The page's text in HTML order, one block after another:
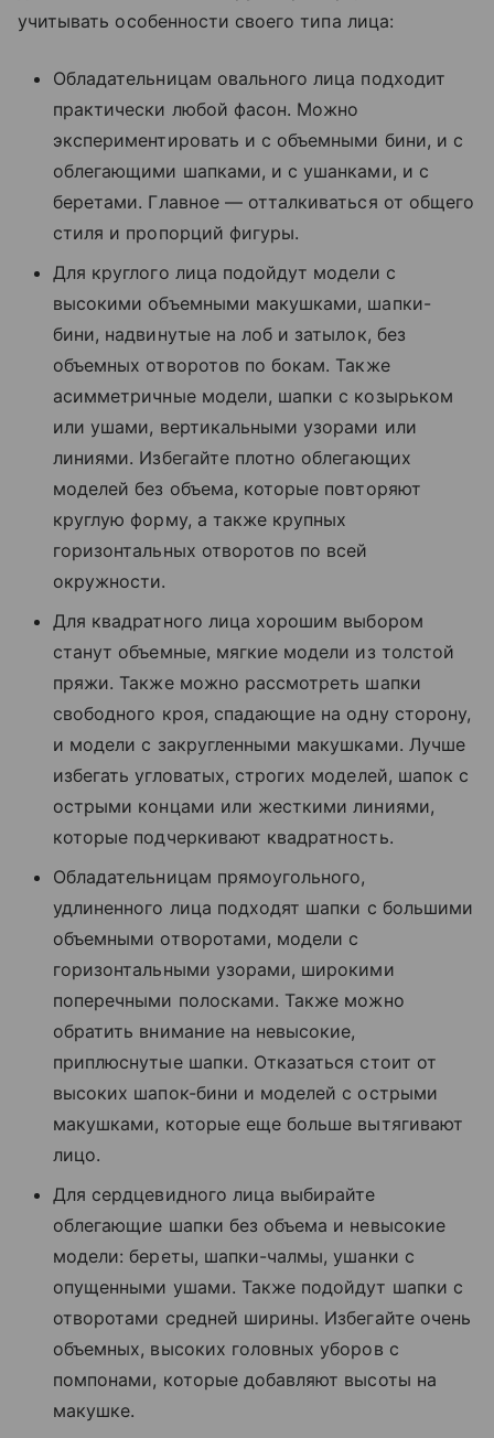
учитывать особенности своего типа лица:
Обладательницам овального лица подходит
практически любой фасон. Можно
экспериментировать и с объемными бини, и с
облегающими шапками, и с ушанками, и с
беретами. Главное — отталкиваться от общего
стиля и пропорций фигуры.
Для круглого лица подойдут модели с
высокими объемными макушками, шапки-
бини, надвинутые на лоб и затылок, без
объемных отворотов по бокам. Также
асимметричные модели, шапки с козырьком
или ушами, вертикальными узорами или
линиями. Избегайте плотно облегающих
моделей без объема, которые повторяют
круглую форму, а также крупных
горизонтальных отворотов по всей
окружности.
Для квадратного лица хорошим выбором
станут объемные, мягкие модели из толстой
пряжи. Также можно рассмотреть шапки
свободного кроя, спадающие на одну сторону,
и модели с закругленными макушками. Лучше
избегать угловатых, строгих моделей, шапок с
острыми концами или жесткими линиями,
которые подчеркивают квадратность.
Обладательницам прямоугольного,
удлиненного лица подходят шапки с большими
объемными отворотами, модели с
горизонтальными узорами, широкими
поперечными полосками. Также можно
обратить внимание на невысокие,
приплюснутые шапки. Отказаться стоит от
высоких шапок-бини и моделей с острыми
макушками, которые еще больше вытягивают
лицо.
Для сердцевидного лица выбирайте
облегающие шапки без объема и невысокие
модели: береты, шапки-чалмы, ушанки с
опущенными ушами. Также подойдут шапки с
отворотами средней ширины. Избегайте очень
объемных, высоких головных уборов с
помпонами, которые добавляют высоты на
макушке.